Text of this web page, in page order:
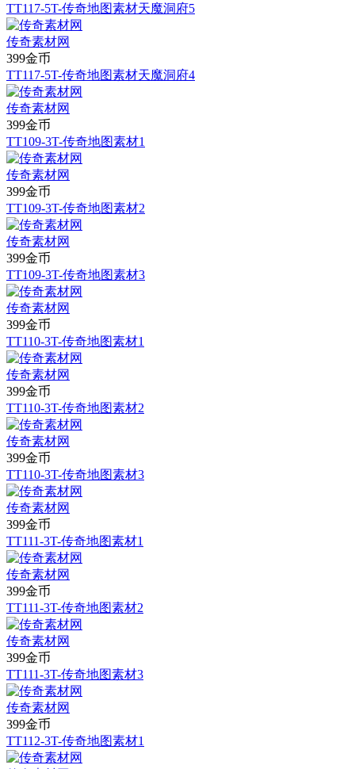
TT117-5T-传奇地图素材天魔洞府5
传奇素材网
399金币
TT117-5T-传奇地图素材天魔洞府4
传奇素材网
399金币
TT109-3T-传奇地图素材1
传奇素材网
399金币
TT109-3T-传奇地图素材2
传奇素材网
399金币
TT109-3T-传奇地图素材3
传奇素材网
399金币
TT110-3T-传奇地图素材1
传奇素材网
399金币
TT110-3T-传奇地图素材2
传奇素材网
399金币
TT110-3T-传奇地图素材3
传奇素材网
399金币
TT111-3T-传奇地图素材1
传奇素材网
399金币
TT111-3T-传奇地图素材2
传奇素材网
399金币
TT111-3T-传奇地图素材3
传奇素材网
399金币
TT112-3T-传奇地图素材1